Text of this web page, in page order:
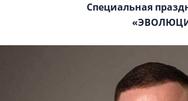
Специальная